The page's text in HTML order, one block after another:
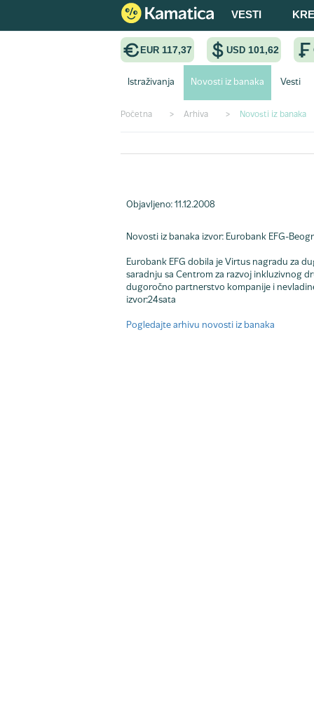
VESTI
EUR 117,37 USD 101,62
Istraživanja Novosti iz banaka Vesti
Početna > Arhiva > Novosti iz banaka
Objavljeno: 11.12.2008
Novosti iz banaka izvor: Eurobank EFG-
Eurobank EFG dobila je Virtus nagradu za
saradnju sa Centrom za razvoj inkluzivnog
dugoročno partnerstvo kompanije i
izvor:24sata
Pogledajte arhivu novosti iz banaka